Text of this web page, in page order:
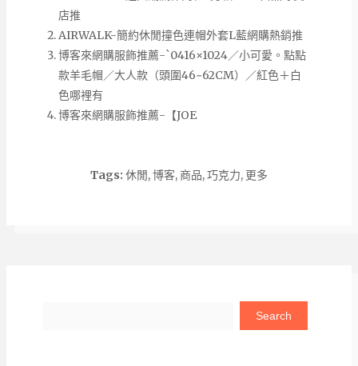
店推
AIRWALK-簡約休閒撞色連帽外套L藍網購熱銷推
博客來網購服飾推薦-`0416×1024／小可愛。點點
款羊毛帽／大人款（頭圍46~62CM）／紅色＋白
色哪裡有
博客來網購服飾推薦-【JOE
Tags: 休閒,博客, 商品,巧克力, 更多